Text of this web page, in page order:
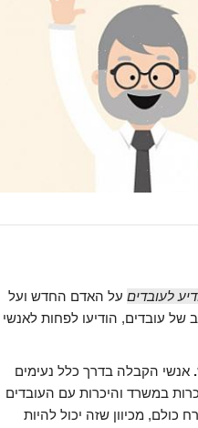
לעובדים על האדם החדש ועל
עובדים, הודיעו לפחות לאנשי
אנשי הקבלה בדרך כלל נעימים
במשרד והיכרות עם העובדים
מכיוון שזה יכול להיות